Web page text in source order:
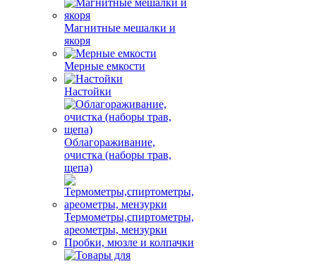
Магнитные мешалки и
якоря
Мерные емкости
Настойки
Облагораживание,
очистка (наборы трав,
щепа)
Термометры,спиртометры,
ареометры, мензурки
Пробки, мюзле и колпачки